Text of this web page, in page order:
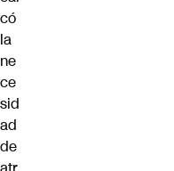
có
la
ne
ce
sid
ad
de